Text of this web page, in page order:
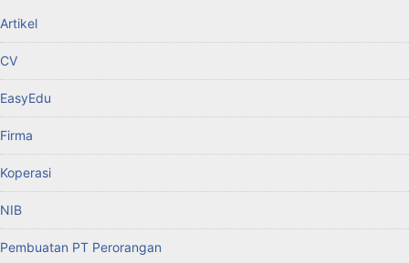
Artikel
CV
EasyEdu
Firma
Koperasi
NIB
Pembuatan PT Perorangan